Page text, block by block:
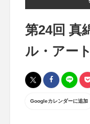
第24回 真
ル・アート
Googleカレンダーに追加